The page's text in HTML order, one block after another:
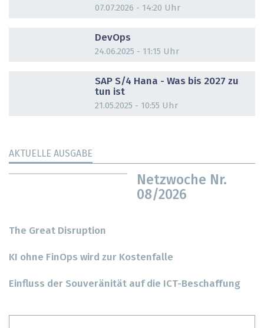
07.07.2026 - 14:20 Uhr
DevOps
24.06.2025 - 11:15 Uhr
SAP S/4 Hana - Was bis 2027 zu
tun ist
21.05.2025 - 10:55 Uhr
AKTUELLE AUSGABE
Netzwoche Nr.
08/2026
The Great Disruption
KI ohne FinOps wird zur Kostenfalle
Einfluss der Souveränität auf die ICT-Beschaffung